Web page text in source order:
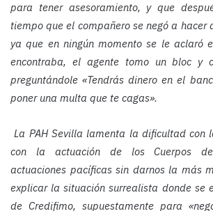
para tener asesoramiento, y que
tiempo que el compañero se negó a hacer
ya que en ningún momento se le aclaró
encontraba, el agente tomo un bloc y
preguntándole «Tendrás dinero en el
poner una multa que te cagas».
La PAH Sevilla lamenta la dificultad con
con la actuación de los Cuerpos
actuaciones pacíficas sin darnos la más
explicar la situación surrealista donde se
de Credifimo, supuestamente para